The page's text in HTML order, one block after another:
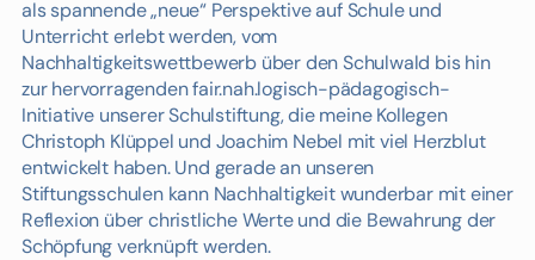
als spannende „neue“ Perspektive auf Schule und
Unterricht erlebt werden, vom
Nachhaltigkeitswettbewerb über den Schulwald bis hin
zur hervorragenden fair.nah.logisch-pädagogisch-
Initiative unserer Schulstiftung, die meine Kollegen
Christoph Klüppel und Joachim Nebel mit viel Herzblut
entwickelt haben. Und gerade an unseren
Stiftungsschulen kann Nachhaltigkeit wunderbar mit einer
Reflexion über christliche Werte und die Bewahrung der
Schöpfung verknüpft werden.